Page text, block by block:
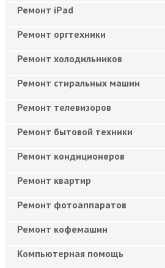
Ремонт iPad
Ремонт оргтехники
Ремонт холодильников
Ремонт стиральных машин
Ремонт телевизоров
Ремонт бытовой техники
Ремонт кондиционеров
Ремонт квартир
Ремонт фотоаппаратов
Ремонт кофемашин
Компьютерная помощь